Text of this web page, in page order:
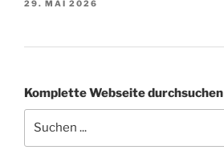
29. MAI 2026
Komplette Webseite durchsuchen